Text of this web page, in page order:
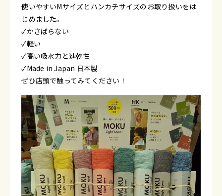
使いやすいMサイズとハンカチサイズのお取り扱いをは
じめました。
✓かさばらない
✓軽い
✓高い吸水力と速乾性
✓Made in Japan 日本製
ぜひ店頭で触ってみてください！